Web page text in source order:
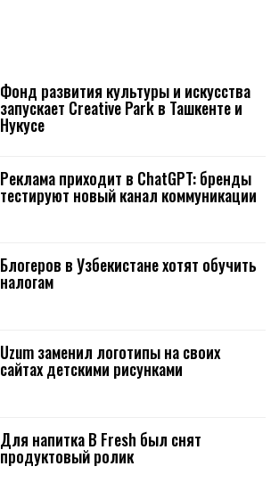
Фонд развития культуры и искусства
запускает Creative Park в Ташкенте и
Нукусе
Реклама приходит в ChatGPT: бренды
тестируют новый канал коммуникации
Блогеров в Узбекистане хотят обучить
налогам
Uzum заменил логотипы на своих
сайтах детскими рисунками
Для напитка B Fresh был снят
продуктовый ролик